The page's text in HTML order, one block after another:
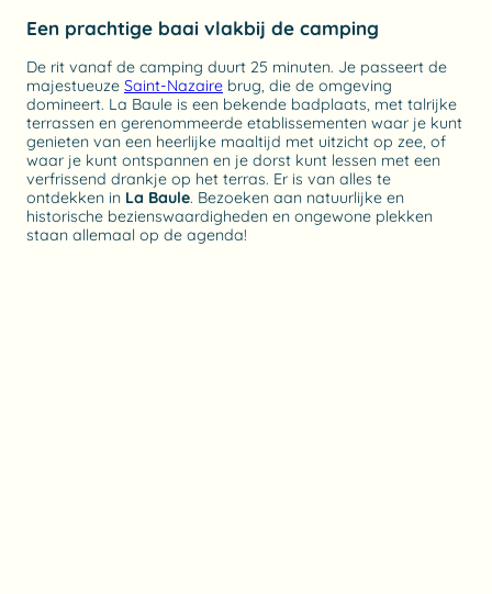
Een prachtige baai vlakbij de camping
De rit vanaf de camping duurt 25 minuten. Je passeert de
majestueuze Saint-Nazaire brug, die de omgeving
domineert. La Baule is een bekende badplaats, met talrijke
terrassen en gerenommeerde etablissementen waar je kunt
genieten van een heerlijke maaltijd met uitzicht op zee, of
waar je kunt ontspannen en je dorst kunt lessen met een
verfrissend drankje op het terras. Er is van alles te
ontdekken in La Baule. Bezoeken aan natuurlijke en
historische bezienswaardigheden en ongewone plekken
staan allemaal op de agenda!